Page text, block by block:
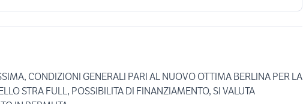
CONDIZIONI GENERALI PARI AL NUOVO OTTIMA BERLINA PER LA
STRA FULL, POSSIBILITA DI FINANZIAMENTO, SI VALUTA